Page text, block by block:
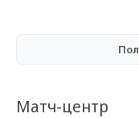
Матч-центр